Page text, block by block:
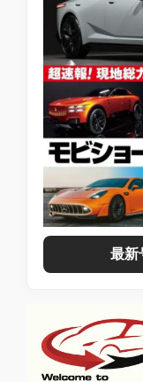
最新